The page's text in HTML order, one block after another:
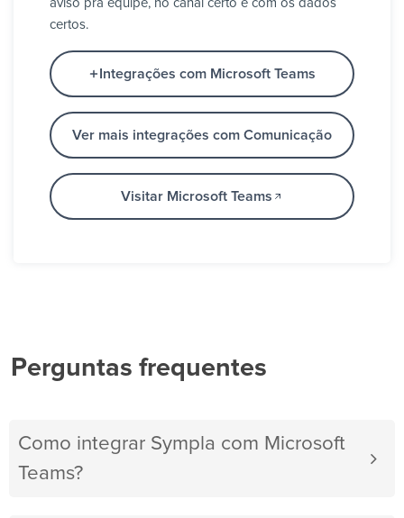
aviso pra equipe, no canal certo e com os dados
certos.
Integrações com Microsoft Teams
Ver mais integrações com Comunicação
Visitar Microsoft Teams
Perguntas frequentes
Como integrar Sympla com Microsoft
Teams?